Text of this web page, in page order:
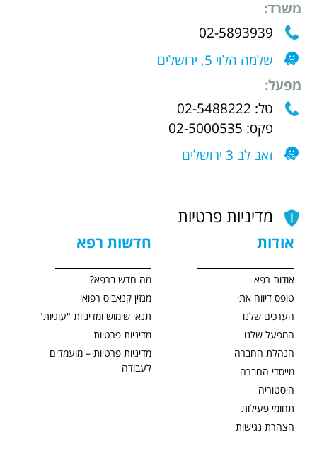
משרד:
02-5893939
שלמה הלוי 5, ירושלים
מפעל:
טל: 02-5488222
פקס: 02-5000535
זאב לב 3 ירושלים
מדיניות פרטיות
אודות
אודות רפא
טופס דיווח אתי
הערכים שלנו
המפעל שלנו
הנהלת החברה
מייסדי החברה
היסטוריה
תחומי פעילות
הצהרת נגישות
חדשות רפא
מה חדש ברפא?
מגזין קנאביס רפואי
תנאי שימוש ומדיניות "עוגיות"
מדיניות פרטיות
מדיניות פרטיות – מועמדים
לעבודה